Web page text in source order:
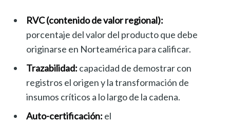
RVC (contenido de valor regional):
porcentaje del valor del producto que debe
originarse en Norteamérica para calificar.
Trazabilidad: capacidad de demostrar con
registros el origen y la transformación de
insumos críticos a lo largo de la cadena.
Auto-certificación: el